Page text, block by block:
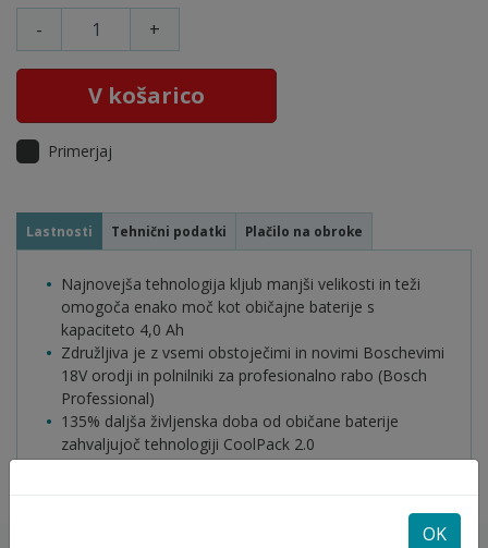
- +
V košarico
Primerjaj
Lastnosti Tehnični podatki Plačilo na obroke
Najnovejša tehnologija kljub manjši velikosti in teži
omogoča enako moč kot običajne baterije s
kapaciteto 4,0 Ah
Združljiva je z vsemi obstoječimi in novimi Boschevimi
18V orodji in polnilniki za profesionalno rabo (Bosch
Professional)
135% daljša življenska doba od običane baterije
zahvaljujoč tehnologiji CoolPack 2.0
OK